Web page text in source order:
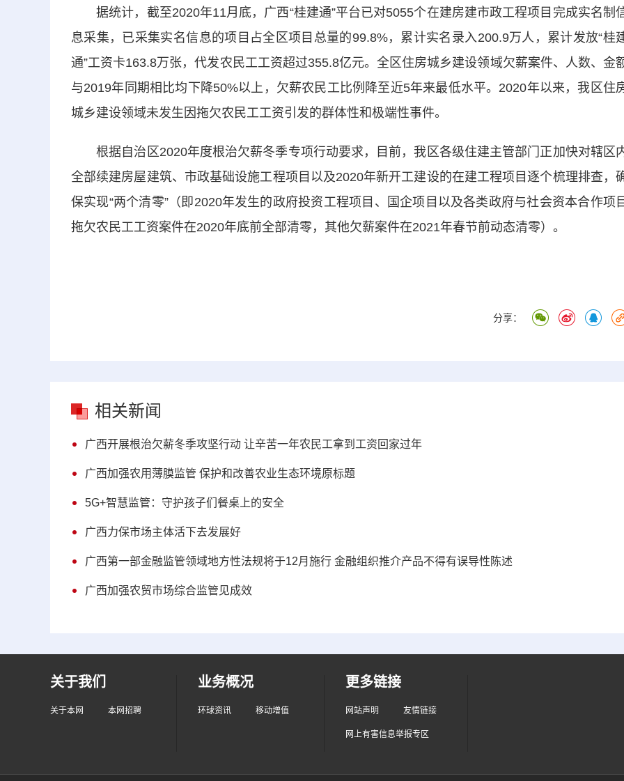
据统计，截至2020年11月底，广西“桂建通”平台已对5055个在建房建市政工程项目完成实名制
息采集，已采集实名信息的项目占全区项目总量的99.8%，累计实名录入200.9万人，累计发放“桂
通”工资卡163.8万张，代发农民工工资超过355.8亿元。全区住房城乡建设领域欠薪案件、人数、金
与2019年同期相比均下降50%以上，欠薪农民工比例降至近5年来最低水平。2020年以来，我区住
城乡建设领域未发生因拖欠农民工工资引发的群体性和极端性事件。
根据自治区2020年度根治欠薪冬季专项行动要求，目前，我区各级住建主管部门正加快对辖区
全部续建房屋建筑、市政基础设施工程项目以及2020年新开工建设的在建工程项目逐个梳理排查，
保实现“两个清零”（即2020年发生的政府投资工程项目、国企项目以及各类政府与社会资本合作项
拖欠农民工工资案件在2020年底前全部清零，其他欠薪案件在2021年春节前动态清零）。
分享：
相关新闻
广西开展根治欠薪冬季攻坚行动 让辛苦一年农民工拿到工资回家过年
广西加强农用薄膜监管 保护和改善农业生态环境原标题
5G+智慧监管：守护孩子们餐桌上的安全
广西力保市场主体活下去发展好
广西第一部金融监管领域地方性法规将于12月施行 金融组织推介产品不得有误导性陈述
广西加强农贸市场综合监管见成效
关于我们
关于本网 本网招聘
业务概况
环球资讯 移动增值
更多链接
网站声明 友情链接
网上有害信息举报专区